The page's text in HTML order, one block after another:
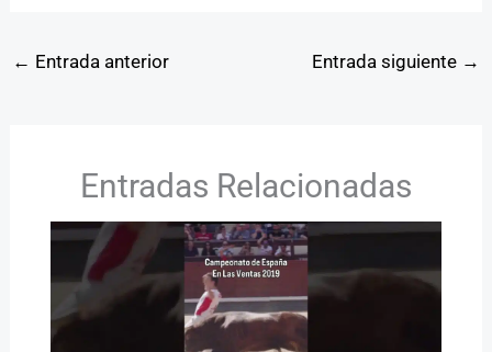
← Entrada anterior Entrada siguiente →
Entradas Relacionadas